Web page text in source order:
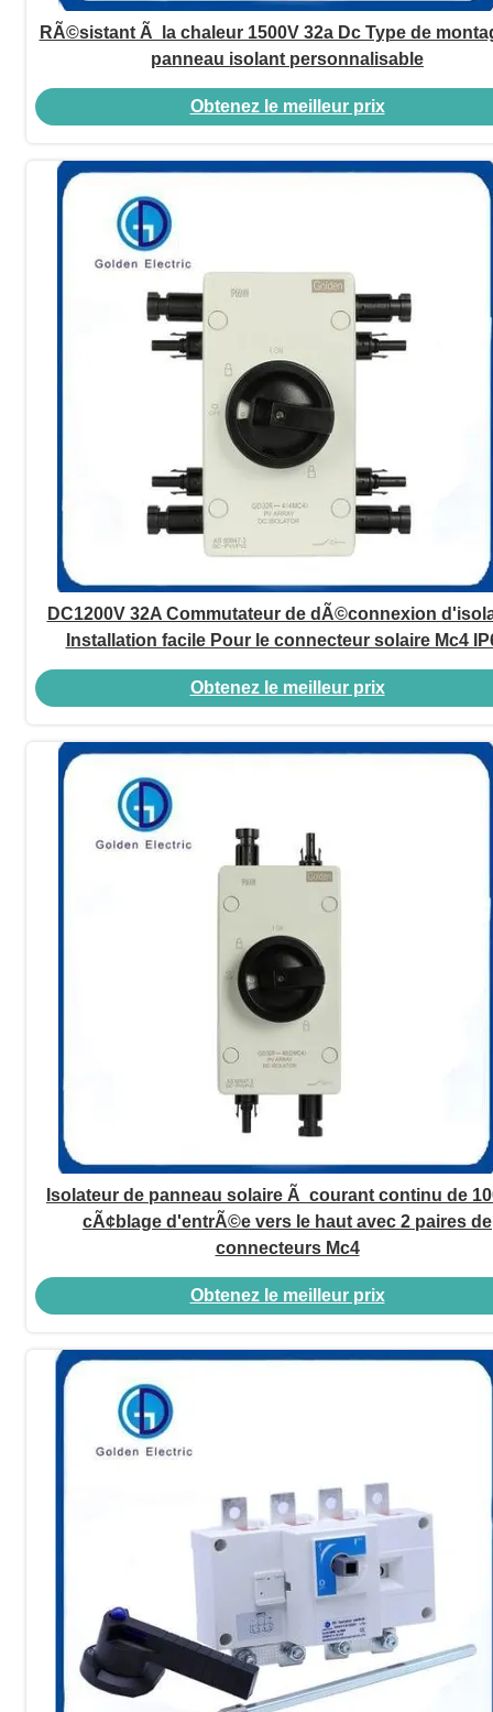
RÃ©sistant Ã la chaleur 1500V 32a Dc Type de
panneau isolant personnalisable
Obtenez le meilleur prix
DC1200V 32A Commutateur de dÃ©connexion
Installation facile Pour le connecteur solaire Mc4
Obtenez le meilleur prix
Isolateur de panneau solaire Ã courant continu de
cÃ¢blage d'entrÃ©e vers le haut avec 2 paires de
connecteurs Mc4
Obtenez le meilleur prix